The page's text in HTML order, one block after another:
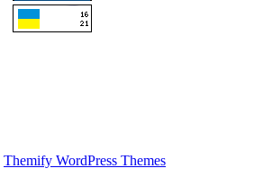
Themify WordPress Themes